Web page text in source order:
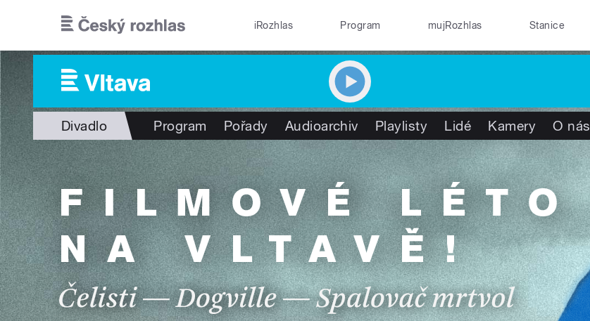
iRozhlas Program mujRozhlas Stanice
Divadlo Program Pořady Audioarchiv Playlisty Lidé Kamery O nás